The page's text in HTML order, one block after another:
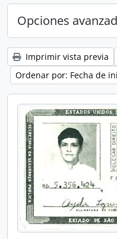
Opciones
Imprimir vista previa
Ordenar por: Fecha de